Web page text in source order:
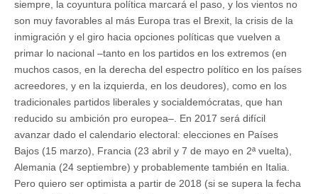
siempre, la coyuntura política marcará el paso, y los vientos no
son muy favorables al más Europa tras el Brexit, la crisis de la
inmigración y el giro hacia opciones políticas que vuelven a
primar lo nacional –tanto en los partidos en los extremos (en
muchos casos, en la derecha del espectro político en los países
acreedores, y en la izquierda, en los deudores), como en los
tradicionales partidos liberales y socialdemócratas, que han
reducido su ambición pro europea–. En 2017 será difícil
avanzar dado el calendario electoral: elecciones en Países
Bajos (15 marzo), Francia (23 abril y 7 de mayo en 2ª vuelta),
Alemania (24 septiembre) y probablemente también en Italia.
Pero quiero ser optimista a partir de 2018 (si se supera la fecha